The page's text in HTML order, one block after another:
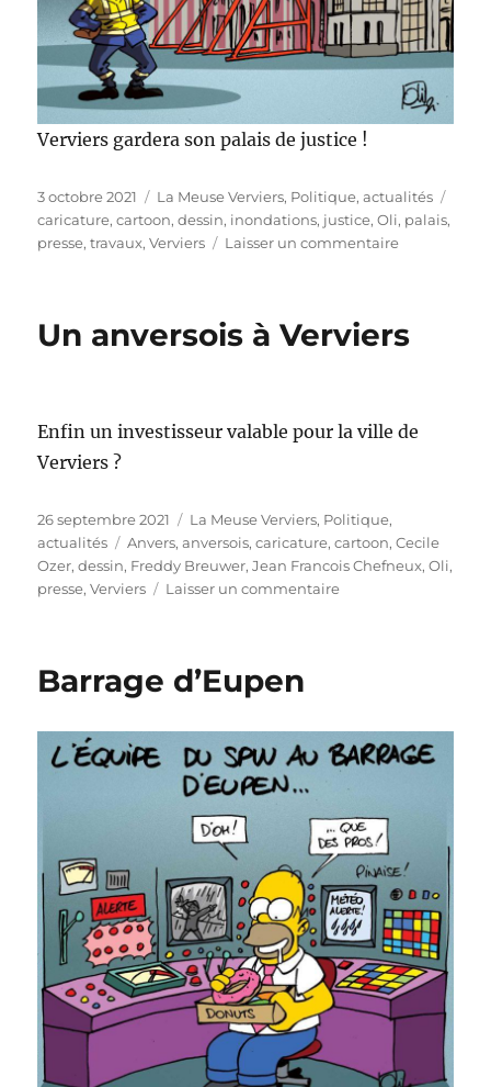
Verviers gardera son palais de justice !
Publié
le
3 octobre 2021 Catégories
La Meuse Verviers, Politique, actualités
caricature,cartoon,dessin, inondations, justice,Oli, palais,
presse,travaux,Verviers Laisser un commentairesur
à
Un anversois à Verviers
Enfin un investisseur valable pour la ville de
Verviers ?
Publié
le
26 septembre 2021 Catégories
La Meuse Verviers, Politique,
actualités
Étiquettes
Anvers,anversois,caricature,cartoon,Cecile
Ozer,dessin, Freddy Breuwer,Jean Francois Chefneux,Oli,
presse,Verviers Laisser un commentairesur
Barrage d’Eupen